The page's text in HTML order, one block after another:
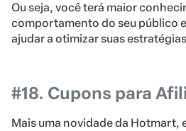
Ou seja, você terá maior
comportamento do seu público
ajudar a otimizar suas
#18. Cupons para
Mais uma novidade da Hotmart,